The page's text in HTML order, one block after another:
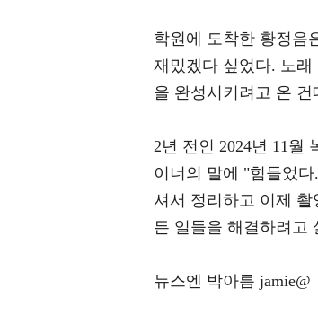
학원에 도착한 황정음
재밌겠다 싶었다. 노
을 완성시키려고 온
2년 전인 2024년 11월
이너의 말에 "힘들었
셔서 정리하고 이제
든 일들을 해결하려고
뉴스엔 박아름 jamie@